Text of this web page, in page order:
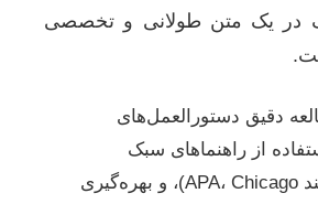
در یک متن طولانی و تخصصی
دقیق دستورالعمل‌های
از راهنماهای سبک
نگارش (مانند APA، Chicago)، و بهره‌گیری